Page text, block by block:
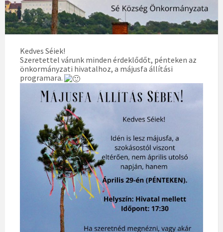
Kedves Séiek!
Szeretettel várunk minden érdeklődőt, pénteken az
önkormányzati hivatalhoz, a májusfa állítási
programara.